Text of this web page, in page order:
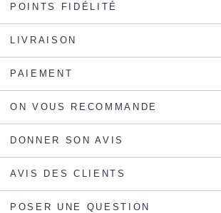
POINTS FIDÉLITÉ
LIVRAISON
PAIEMENT
ON VOUS RECOMMANDE
DONNER SON AVIS
AVIS DES CLIENTS
POSER UNE QUESTION